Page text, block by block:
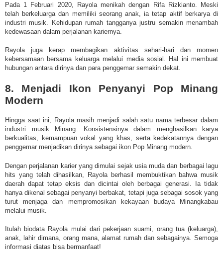
Pada 1 Februari 2020, Rayola menikah dengan Rifa Rizkianto. Meski
telah berkeluarga dan memiliki seorang anak, ia tetap aktif berkarya di
industri musik. Kehidupan rumah tangganya justru semakin menambah
kedewasaan dalam perjalanan kariernya.
Rayola juga kerap membagikan aktivitas sehari-hari dan momen
kebersamaan bersama keluarga melalui media sosial. Hal ini membuat
hubungan antara dirinya dan para penggemar semakin dekat.
8. Menjadi Ikon Penyanyi Pop Minang
Modern
Hingga saat ini, Rayola masih menjadi salah satu nama terbesar dalam
industri musik Minang. Konsistensinya dalam menghasilkan karya
berkualitas, kemampuan vokal yang khas, serta kedekatannya dengan
penggemar menjadikan dirinya sebagai ikon Pop Minang modern.
Dengan perjalanan karier yang dimulai sejak usia muda dan berbagai lagu
hits yang telah dihasilkan, Rayola berhasil membuktikan bahwa musik
daerah dapat tetap eksis dan dicintai oleh berbagai generasi. Ia tidak
hanya dikenal sebagai penyanyi berbakat, tetapi juga sebagai sosok yang
turut menjaga dan mempromosikan kekayaan budaya Minangkabau
melalui musik.
Itulah biodata Rayola mulai dari pekerjaan suami, orang tua (keluarga),
anak, lahir dimana, orang mana, alamat rumah dan sebagainya. Semoga
informasi diatas bisa bermanfaat!